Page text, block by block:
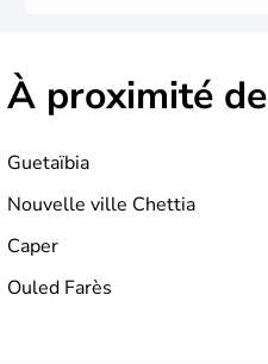
À proximité de
Guetaïbia
Nouvelle ville Chettia
Caper
Ouled Farès